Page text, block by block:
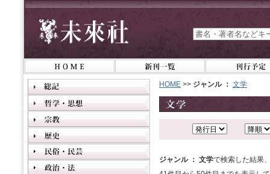
HOME >> ジャンル ： 文学
ジャンル ： 文学で検索した結果